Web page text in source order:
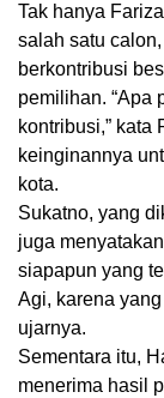
Tak hanya
salah satu
berkontribusi
pemilihan. “Apa
kontribusi,” kata
keinginannya
kota.
Sukatno, yang
juga
siapapun yang
Agi, karena
ujarnya.
Sementara itu,
menerima hasil